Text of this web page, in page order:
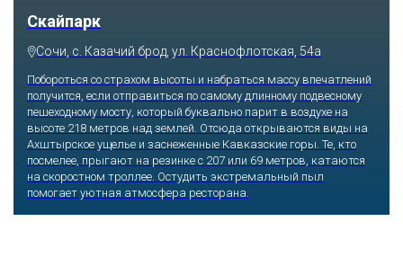
Скайпарк
Сочи, с. Казачий брод, ул. Краснофлотская, 54а
Побороться со страхом высоты и набраться массу впечатлений
получится, если отправиться по самому длинному подвесному
пешеходному мосту, который буквально парит в воздухе на
высоте 218 метров над землей. Отсюда открываются виды на
Ахштырское ущелье и заснеженные Кавказские горы. Те, кто
посмелее, прыгают на резинке с 207 или 69 метров, катаются
на скоростном троллее. Остудить экстремальный пыл
помогает уютная атмосфера ресторана.